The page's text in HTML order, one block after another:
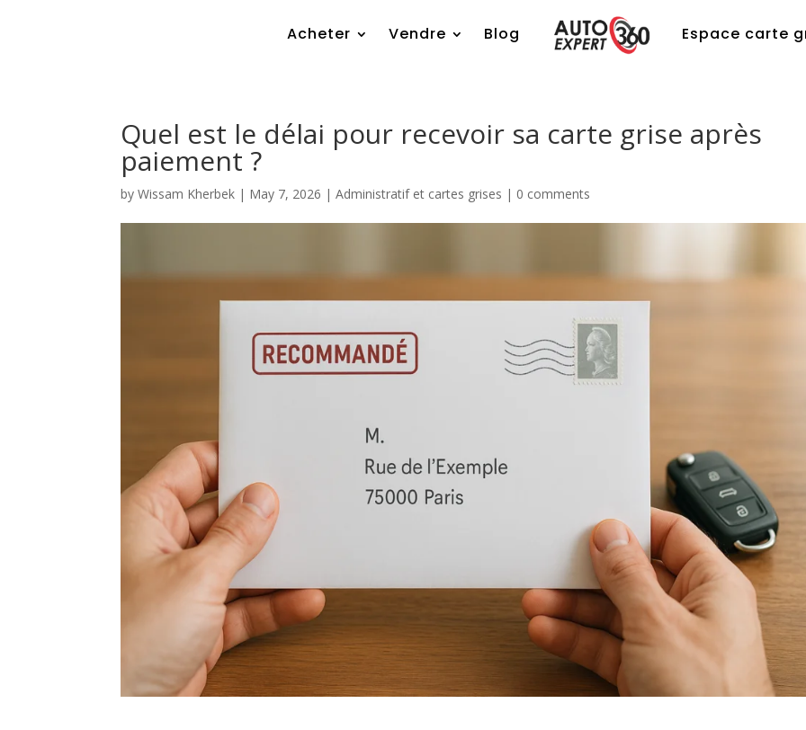
Acheter Vendre Blog Espace carte
Quel est le délai pour recevoir sa carte grise après
paiement ?
byWissam Kherbek | May 7, 2026 |Administratif et cartes grises | 0 comments